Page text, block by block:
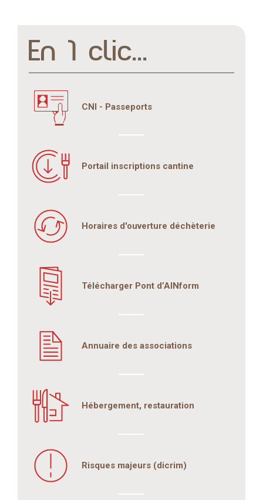
En 1 clic...
CNI - Passeports
Portail inscriptions cantine
Horaires d'ouverture déchèterie
Télécharger Pont d’AINform
Annuaire des associations
Hébergement, restauration
Risques majeurs (dicrim)